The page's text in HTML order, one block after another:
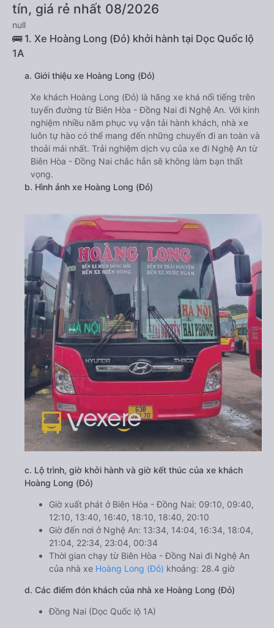
tín, giá rẻ nhất 08/2026
null
🚌 1. Xe Hoàng Long (Đỏ) khởi hành tại Dọc Quốc lộ
1A
a. Giới thiệu xe Hoàng Long (Đỏ)
Xe khách Hoàng Long (Đỏ) là hãng xe khá nổi tiếng trên
tuyến đường từ Biên Hòa - Đồng Nai đi Nghệ An. Với kinh
nghiệm nhiều năm phục vụ vận tải hành khách, nhà xe
luôn tự hào có thể mang đến những chuyến đi an toàn và
thoải mái nhất. Trải nghiệm dịch vụ của xe đi Nghệ An từ
Biên Hòa - Đồng Nai chắc hẳn sẽ không làm bạn thất
vọng.
b. Hình ảnh xe Hoàng Long (Đỏ)
c. Lộ trình, giờ khởi hành và giờ kết thúc của xe khách
Hoàng Long (Đỏ)
Giờ xuất phát ở Biên Hòa - Đồng Nai: 09:10, 09:40,
12:10, 13:40, 16:40, 18:10, 18:40, 20:10
Giờ đến nơi ở Nghệ An: 13:34, 14:04, 16:34, 18:04,
21:04, 22:34, 23:04, 00:34
Thời gian chạy từ Biên Hòa - Đồng Nai đi Nghệ An
của nhà xe Hoàng Long (Đỏ) khoảng: 28.4 giờ
d. Các điểm đón khách của nhà xe Hoàng Long (Đỏ)
Đồng Nai (Dọc Quốc lộ 1A)